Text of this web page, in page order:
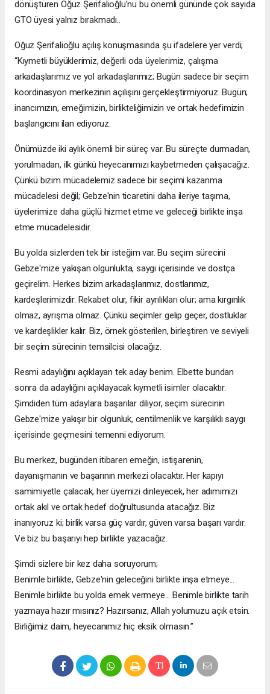
dönüştüren Oğuz Şerifalioğlu’nu bu önemli gününde çok sayıda
GTO üyesi yalnız bırakmadı..
Oğuz Şerifalioğlu açılış konuşmasında şu ifadelere yer verdi;
“Kıymetli büyüklerimiz, değerli oda üyelerimiz, çalışma
arkadaşlarımız ve yol arkadaşlarımız; Bugün sadece bir seçim
koordinasyon merkezinin açılışını gerçekleştirmiyoruz. Bugün;
inancımızın, emeğimizin, birlikteliğimizin ve ortak hedefimizin
başlangıcını ilan ediyoruz.
Önümüzde iki aylık önemli bir süreç var. Bu süreçte durmadan,
yorulmadan, ilk günkü heyecanımızı kaybetmeden çalışacağız.
Çünkü bizim mücadelemiz sadece bir seçimi kazanma
mücadelesi değil; Gebze'nin ticaretini daha ileriye taşıma,
üyelerimize daha güçlü hizmet etme ve geleceği birlikte inşa
etme mücadelesidir.
Bu yolda sizlerden tek bir isteğim var. Bu seçim sürecini
Gebze'mize yakışan olgunlukta, saygı içerisinde ve dostça
geçirelim. Herkes bizim arkadaşlarımız, dostlarımız,
kardeşlerimizdir. Rekabet olur, fikir ayrılıkları olur; ama kırgınlık
olmaz, ayrışma olmaz. Çünkü seçimler gelip geçer, dostluklar
ve kardeşlikler kalır. Biz, örnek gösterilen, birleştiren ve seviyeli
bir seçim sürecinin temsilcisi olacağız.
Resmi adaylığını açıklayan tek aday benim. Elbette bundan
sonra da adaylığını açıklayacak kıymetli isimler olacaktır.
Şimdiden tüm adaylara başarılar diliyor, seçim sürecinin
Gebze'mize yakışır bir olgunluk, centilmenlik ve karşılıklı saygı
içerisinde geçmesini temenni ediyorum.
Bu merkez, bugünden itibaren emeğin, istişarenin,
dayanışmanın ve başarının merkezi olacaktır. Her kapıyı
samimiyetle çalacak, her üyemizi dinleyecek, her adımımızı
ortak akıl ve ortak hedef doğrultusunda atacağız. Biz
inanıyoruz ki; birlik varsa güç vardır, güven varsa başarı vardır.
Ve biz bu başarıyı hep birlikte yazacağız.
Şimdi sizlere bir kez daha soruyorum;
Benimle birlikte, Gebze'nin geleceğini birlikte inşa etmeye...
Benimle birlikte bu yolda emek vermeye... Benimle birlikte tarih
yazmaya hazır mısınız? Hazırsanız, Allah yolumuzu açık etsin.
Birliğimiz daim, heyecanımız hiç eksik olmasın.”